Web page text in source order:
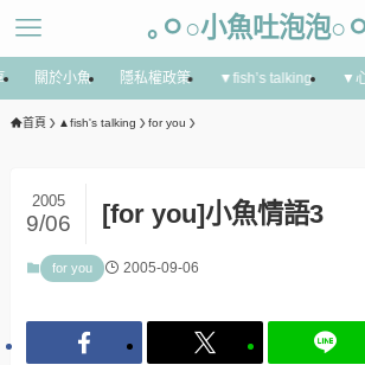
｡ㅇ○小魚吐泡泡○
關於小魚 隱私權政策 ▼fish’s talking ▼
首頁 ▲fish's talking for you
[for you]小魚情語3
2005
9/06
for you 2005-09-06